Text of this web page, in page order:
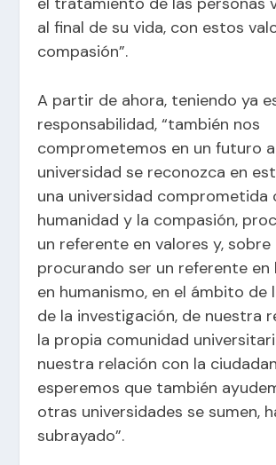
al final de su vida, con estos
compasión”.
A partir de ahora, teniendo ya
responsabilidad, “también nos
comprometemos en un futuro
universidad se reconozca en
una universidad comprometida
humanidad y la compasión,
un referente en valores y,
procurando ser un referente en
en humanismo, en el ámbito de
de la investigación, de nuestra
la propia comunidad
nuestra relación con la
esperemos que también
otras universidades se sumen,
subrayado”.